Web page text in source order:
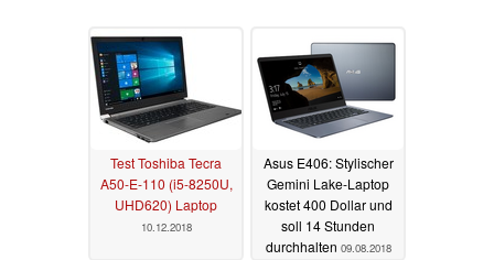
Test Toshiba Tecra
A50-E-110 (i5-8250U,
UHD620) Laptop
10.12.2018
Asus E406: Stylischer
Gemini Lake-Laptop
kostet 400 Dollar und
soll 14 Stunden
durchhalten 09.08.2018